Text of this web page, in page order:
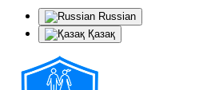
Russian
Қазақ